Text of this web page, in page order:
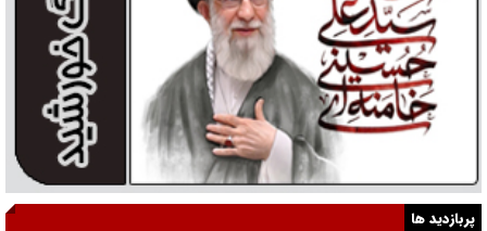
پربازدید ها